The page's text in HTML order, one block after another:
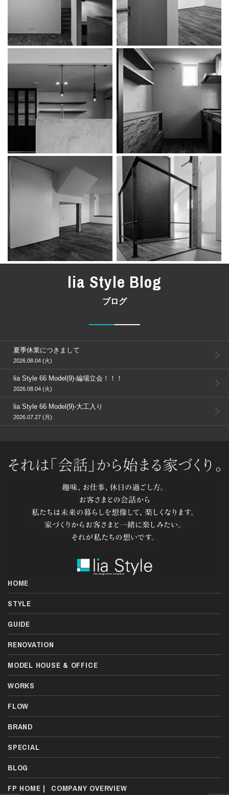
lia Style Blog
ブログ
夏季休業につきまして
2026.08.04 (火)
lia Style 66 Model(9)-編場立会！！！
2026.08.04 (火)
lia Style 66 Model(9)-大工入り
2026.07.27 (月)
HOME
STYLE
GUIDE
RENOVATION
MODEL HOUSE & OFFICE
WORKS
FLOW
BRAND
SPECIAL
BLOG
FP HOME | COMPANY OVERVIEW